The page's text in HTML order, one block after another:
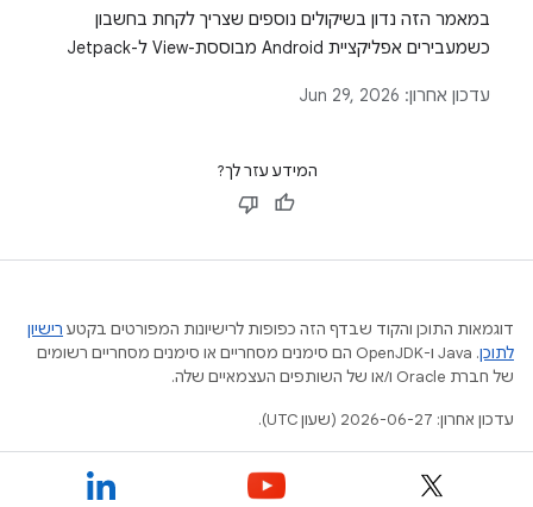
במאמר הזה נדון בשיקולים נוספים שצריך לקחת בחשבון
כשמעבירים אפליקציית Android מבוססת-View ל-Jetpack
משתמש משותף וניהול מצב.
עדכון אחרון: Jun 29, 2026
המידע עזר לך?
דוגמאות התוכן והקוד שבדף הזה כפופות לרישיונות המפורטים בקטע רישיון
לתוכן
.‏ Java ו-OpenJDK הם סימנים מסחריים או סימנים מסחריים רשומים
של חברת Oracle ו/או של השותפים העצמאיים שלה.
עדכון אחרון: 2026-06-27 (שעון UTC).